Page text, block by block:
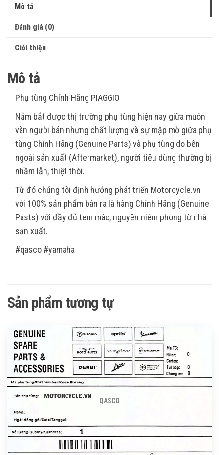
Mô tả
Đánh giá (0)
Giới thiệu
Mô tả
Phụ tùng Chính Hãng PIAGGIO
Nắm bắt được thị trường phụ tùng hiện nay giữa muôn
vàn người bán nhưng chất lượng và sự mập mờ giữa phụ
tùng Chính Hãng (Genuine Parts) và phụ tùng do bên
ngoài sản xuất (Aftermarket), người tiêu dùng thường bị
nhầm lẫn, thiệt thòi.
Từ đó chúng tôi định hướng phát triển Motorcycle.vn
với 100% sản phẩm bán ra là hàng Chính Hãng (Genuine
Pasts) với đầy đủ tem mác, nguyên niêm phong từ nhà
sản xuất.
#qasco #yamaha
Sản phẩm tương tự
QASCO